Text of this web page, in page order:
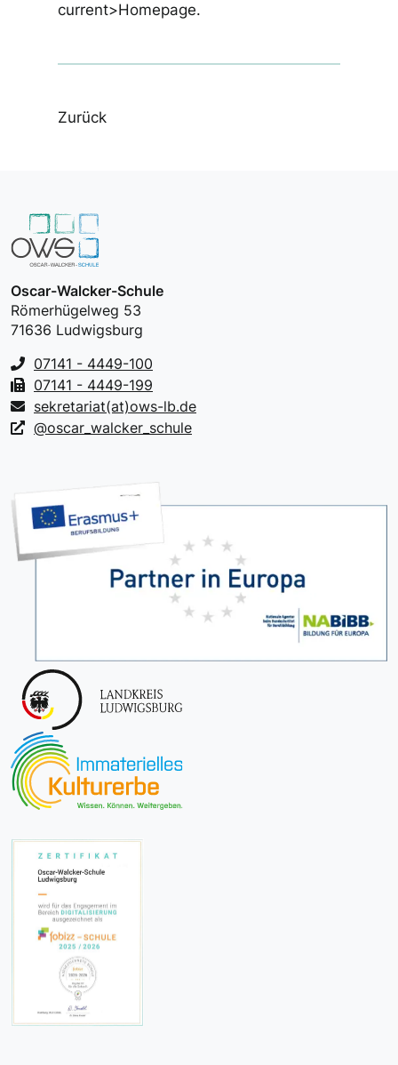
current>Homepage.
Zurück
Oscar-Walcker-Schule
Römerhügelweg 53
71636 Ludwigsburg
07141 - 4449-100
07141 - 4449-199
sekretariat(at)ows-lb.de
@oscar_walcker_schule